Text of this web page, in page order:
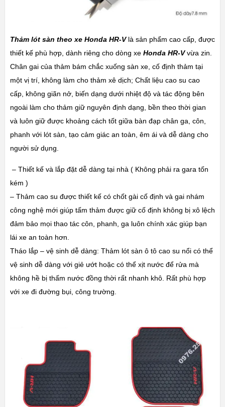
Thảm lót sàn theo xe Honda HR-Vlà sản phẩm cao cấp, được
thiết kế phù hợp, dành riêng cho dòng xe Honda HR-Vvừa zin.
Chân gai của thảm bám chắc xuống sàn xe, cố định thảm tại
một vị trí, không làm cho thảm xê dịch; Chất liệu cao su cao
cấp, không giãn nở, biến dạng dưới nhiệt độ và tác động bên
ngoài làm cho thảm giữ nguyên định dạng, bền theo thời gian
và luôn giữ được khoảng cách tốt giữa bàn đạp chân ga, côn,
phanh với lót sàn, tạo cảm giác an toàn, êm ái và dễ dàng cho
người sử dụng.
– Thiết kế và lắp đặt dễ dàng tại nhà ( Không phải ra gara tốn
kém )
– Thảm cao su được thiết kế có chốt gài cố định và gai nhám
công nghệ mới giúp tấm thảm được giữ cố định không bị xô lệch
đảm bảo mọi thao tác côn, phanh, ga luôn chính xác giúp bạn
lái xe an toàn hơn.
Tháo lắp – vệ sinh dễ dàng: Thảm lót sàn ô tô cao su nổi có thể
vệ sinh dễ dàng với giẻ ướt hoặc có thể xịt nước để rửa mà
không hề bị thấm nước đồng thời rất nhanh khô. Rất phù hợp
với xe đi đường bụi, công trường.